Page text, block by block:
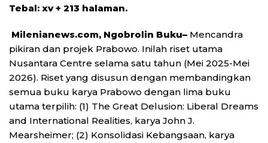
Tebal: xv + 213 halaman.
Milenianews.com, Ngobrolin Buku– Mencandra
pikiran dan projek Prabowo. Inilah riset utama
Nusantara Centre selama satu tahun (Mei 2025-Mei
2026). Riset yang disusun dengan membandingkan
semua buku karya Prabowo dengan lima buku
utama terpilih: (1) The Great Delusion: Liberal Dreams
and International Realities, karya John J.
Mearsheimer; (2) Konsolidasi Kebangsaan, karya